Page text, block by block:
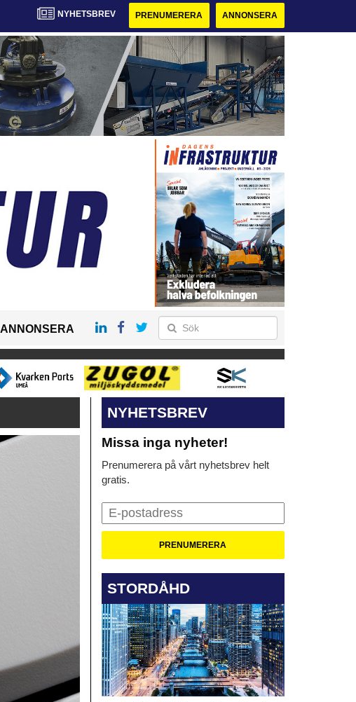
NYHETSBREV PRENUMERERA ANNONSERA
ANNONSERA
NYHETSBREV
Missa inga nyheter!
Prenumerera på vårt nyhetsbrev helt
gratis.
STORDÅHD